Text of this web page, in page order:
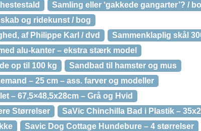
Samling eller ‘gakkede gangarter’? /
og ridekunst / bog
af Philippe Karl / dvd
Sammenklaplig skål
alu-kanter – ekstra stærk model
op til 100 kg
Sandbad til hamster og mus
– 25 cm – ass. farver og modeller
– 67,5×48,5x28cm – Grå og Hvid
Størrelser
SaVic Chinchilla Bad i Plastik –
Savic Dog Cottage Hundebure – 4 størrelser